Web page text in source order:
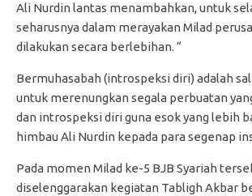
Ali Nurdin lantas menambahkan, untuk
seharusnya dalam merayakan Milad
dilakukan secara berlebihan. “
Bermuhasabah (introspeksi diri) adalah
untuk merenungkan segala perbuatan
dan introspeksi diri guna esok yang lebih
himbau Ali Nurdin kepada para segenap
Pada momen Milad ke-5 BJB Syariah
diselenggarakan kegiatan Tabligh Akbar